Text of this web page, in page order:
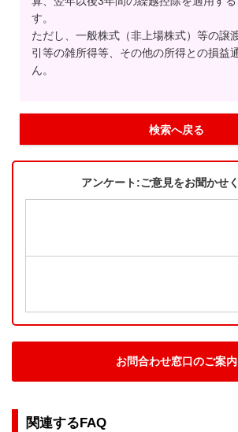
す。
ただし、一般株式（非上場株式）等の譲
引等の雑所得等、その他の所得との損益
ん。
検索へ戻る
アンケート:ご意見をお聞かせ
お問合わせ窓口のご案内
関連するFAQ